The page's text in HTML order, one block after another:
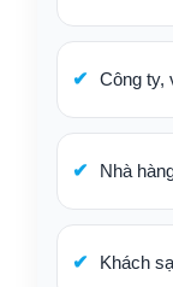
Công ty,
Nhà
Khách